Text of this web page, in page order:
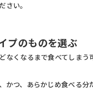
さい。
プのものを選ぶ
くなるまで食べてしまう
かつ、あらかじめ食べる